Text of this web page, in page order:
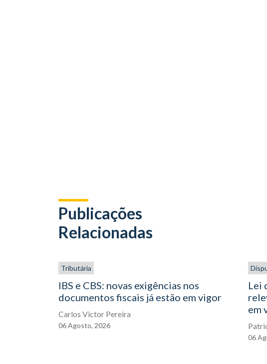
Publicações
Relacionadas
Tributária
IBS e CBS: novas exigências nos
documentos fiscais já estão em vigor
Carlos Victor Pereira
06Agosto, 2026
Lei
em
06